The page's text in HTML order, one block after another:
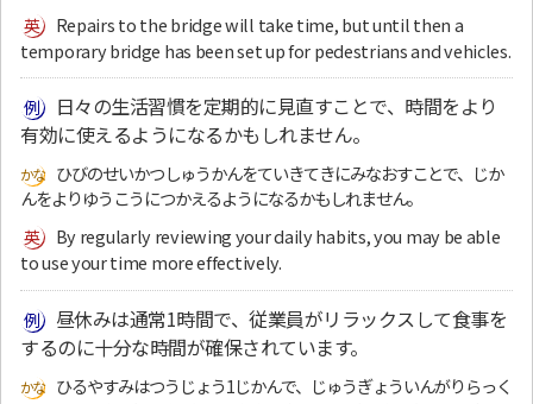
Repairs to the bridge will take time, but until then a
temporary bridge has been set up for pedestrians and vehicles.
日々の生活習慣を定期的に見直すことで、時間をより
有効に使えるようになるかもしれません。
ひびのせいかつしゅうかんをていきてきにみなおすことで、じか
んをよりゆうこうにつかえるようになるかもしれません。
By regularly reviewing your daily habits, you may be able
to use your time more effectively.
昼休みは通常1時間で、従業員がリラックスして食事を
するのに十分な時間が確保されています。
ひるやすみはつうじょう1じかんで、じゅうぎょういんがりらっく